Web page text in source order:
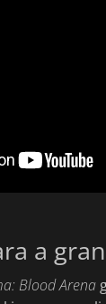
a
Blood Arena